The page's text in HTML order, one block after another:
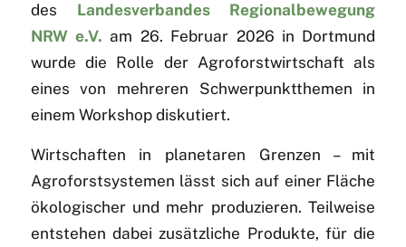
des Landesverbandes Regionalbewegung
NRW e.V. am 26. Februar 2026 in Dortmund
wurde die Rolle der Agroforstwirtschaft als
eines von mehreren Schwerpunktthemen in
einem Workshop diskutiert.
Wirtschaften in planetaren Grenzen – mit
Agroforstsystemen lässt sich auf einer Fläche
ökologischer und mehr produzieren. Teilweise
entstehen dabei zusätzliche Produkte, für die